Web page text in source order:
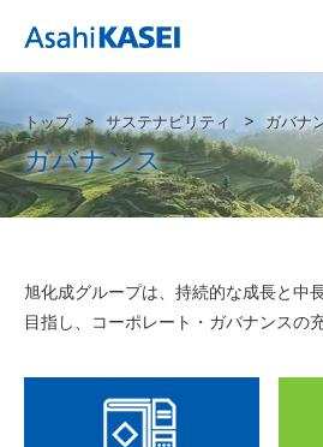
トップ サステナビリティ ガバナ
ガバナンス
旭化成グループは、持続的な成長と中
目指し、コーポレート・ガバナンスの